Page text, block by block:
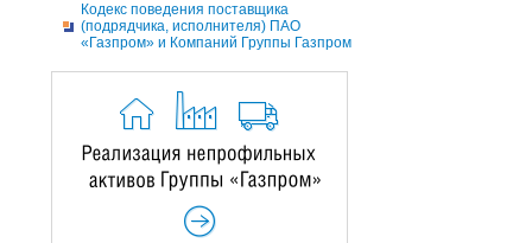
Кодекс поведения поставщика
(подрядчика, исполнителя) ПАО
«Газпром» и Компаний Группы Газпром